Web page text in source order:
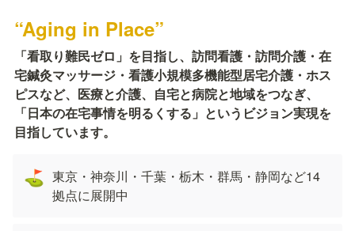
“Aging in Place”
「看取り難民ゼロ」を目指し、訪問看護・訪問介護・在
宅鍼灸マッサージ・看護小規模多機能型居宅介護・ホス
ピスなど、医療と介護、自宅と病院と地域をつなぎ、
「日本の在宅事情を明るくする」というビジョン実現を
目指しています。
⛳ 東京・神奈川・千葉・栃木・群馬・静岡など14
拠点に展開中